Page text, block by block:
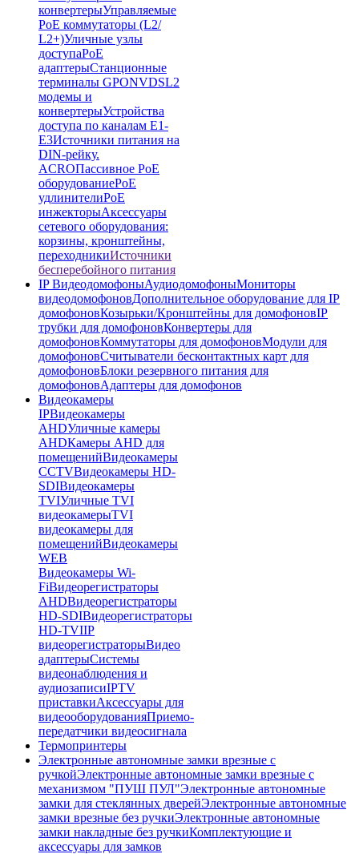
конвертерыУправляемые
PoE коммутаторы (L2/
L2+)Уличные узлы
доступаPoE
адаптерыСтанционные
терминалы GPONVDSL2
модемы и
конвертерыУстройства
доступа по каналам E1-
E3Источники питания на
DIN-рейку.
ACROПассивное PoE
оборудованиеPoE
удлинителиPoE
инжекторыАксессуары
сетевого оборудования:
корзины, кронштейны,
переходникиИсточники
бесперебойного питания
IP ВидеодомофоныАудиодомофоныМониторы
видеодомофоновДополнительное оборудование для IP
домофоновКозырьки/Кронштейны для домофоновIP
трубки для домофоновКонвертеры для
домофоновКоммутаторы для домофоновМодули для
домофоновСчитыватели бесконтактных карт для
домофоновБлоки резервного питания для
домофоновАдаптеры для домофонов
Видеокамеры
IPВидеокамеры
AHDУличные камеры
AHDКамеры AHD для
помещенийВидеокамеры
CCTVВидеокамеры HD-
SDIВидеокамеры
TVIУличные TVI
видеокамерыTVI
видеокамеры для
помещенийВидеокамеры
WEB
Видеокамеры Wi-
FiВидеорегистраторы
AHDВидеорегистраторы
HD-SDIВидеорегистраторы
HD-TVIIP
видеорегистраторыВидео
адаптерыСистемы
видеонаблюдения и
аудиозаписиIPTV
приставкиАксессуары для
видеооборудованияПриемо-
передатчики видеосигнала
Термопринтеры
Электронные автономные замки врезные с
ручкойЭлектронные автономные замки врезные с
механизмом "ПУШ ПУЛ"Электронные автономные
замки для стеклянных дверейЭлектронные автономные
замки врезные без ручкиЭлектронные автономные
замки накладные без ручкиКомплектующие и
аксессуары для замков